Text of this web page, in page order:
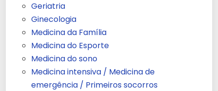
Geriatria
Ginecologia
Medicina da Família
Medicina do Esporte
Medicina do sono
Medicina intensiva / Medicina de
emergência / Primeiros socorros